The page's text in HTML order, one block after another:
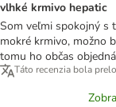
vlhké krmivo hepatic
Som veľmi spokojný s
mokré krmivo, možno
tomu ho občas
Táto recenzia bola